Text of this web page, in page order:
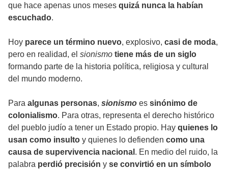
que hace apenas unos meses quizá nunca la habían
escuchado.
Hoy parece un término nuevo, explosivo, casi de moda,
pero en realidad, el sionismo tiene más de un siglo
formando parte de la historia política, religiosa y cultural
del mundo moderno.
Para algunas personas, sionismo es sinónimo de
colonialismo. Para otras, representa el derecho histórico
del pueblo judío a tener un Estado propio. Hay quienes lo
usan como insulto y quienes lo defienden como una
causa de supervivencia nacional . En medio del ruido, la
palabra perdió precisión y se convirtió en un símbolo